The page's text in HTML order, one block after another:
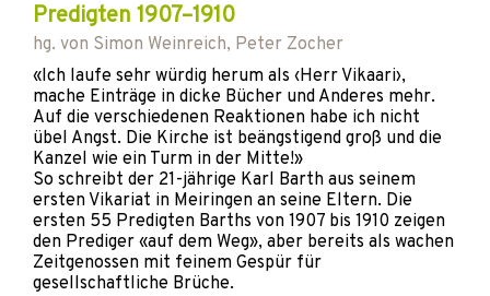
Predigten 1907–1910
hg. von Simon Weinreich, Peter Zocher
«Ich laufe sehr würdig herum als ‹Herr Vikaari›,
mache Einträge in dicke Bücher und Anderes mehr.
Auf die verschiedenen Reaktionen habe ich nicht
übel Angst. Die Kirche ist beängstigend groß und die
Kanzel wie ein Turm in der Mitte!»
So schreibt der 21-jährige Karl Barth aus seinem
ersten Vikariat in Meiringen an seine Eltern. Die
ersten 55 Predigten Barths von 1907 bis 1910 zeigen
den Prediger «auf dem Weg», aber bereits als wachen
Zeitgenossen mit feinem Gespür für
gesellschaftliche Brüche.